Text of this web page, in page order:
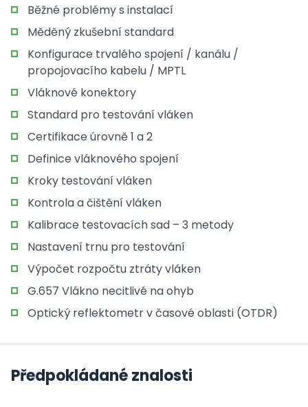
Běžné problémy s instalací
Měděný zkušební standard
Konfigurace trvalého spojení / kanálu /
propojovacího kabelu / MPTL
Vláknové konektory
Standard pro testování vláken
Certifikace úrovně 1 a 2
Definice vláknového spojení
Kroky testování vláken
Kontrola a čištění vláken
Kalibrace testovacích sad – 3 metody
Nastavení trnu pro testování
Výpočet rozpočtu ztráty vláken
G.657 Vlákno necitlivé na ohyb
Optický reflektometr v časové oblasti (OTDR)
Předpokládané znalosti